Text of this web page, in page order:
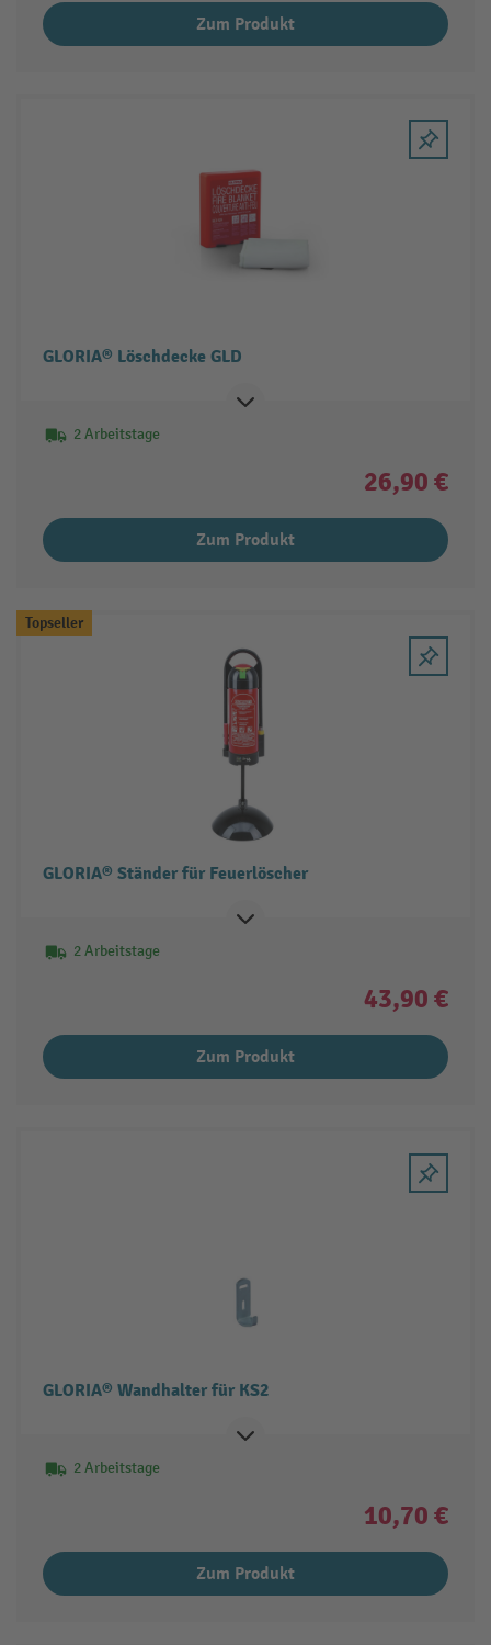
Zum Produkt
GLORIA® Löschdecke GLD
2 Arbeitstage
26,90 €
Zum Produkt
Topseller
GLORIA® Ständer für Feuerlöscher
2 Arbeitstage
43,90 €
Zum Produkt
GLORIA® Wandhalter für KS2
2 Arbeitstage
10,70 €
Zum Produkt